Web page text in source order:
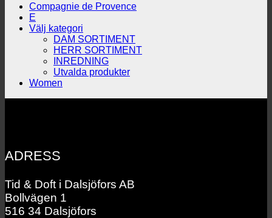
Compagnie de Provence
E
Välj kategori
DAM SORTIMENT
HERR SORTIMENT
INREDNING
Utvalda produkter
Women
ADRESS
Tid & Doft i Dalsjöfors AB
Bollvägen 1
516 34 Dalsjöfors